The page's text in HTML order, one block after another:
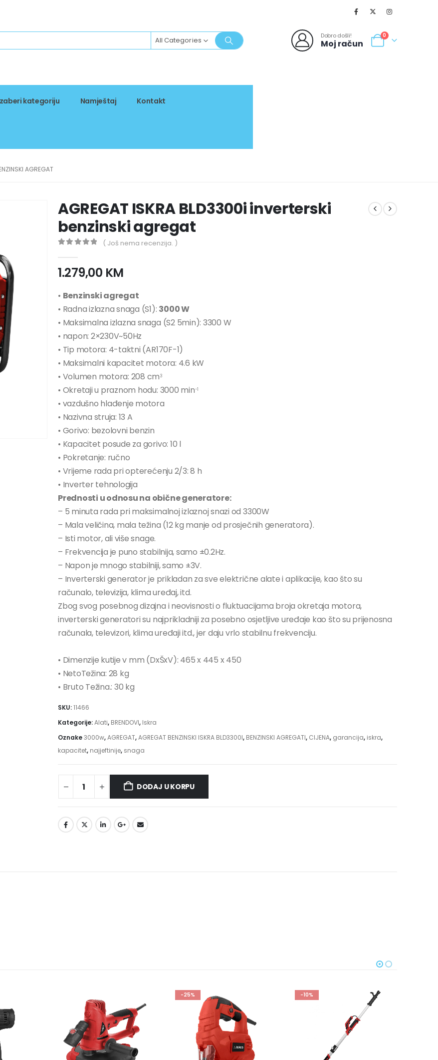
All Categories Dobro došli!
Moj račun
0
kategoriju Namještaj Kontakt
AGREGAT
AGREGAT ISKRA BLD3300i inverterski
benzinski agregat
( Još nema recenzija. )
1.279,00 KM
• Benzinski agregat
• Radna izlazna snaga (S1): 3000 W
• Maksimalna izlazna snaga (S2 5min): 3300 W
• napon: 2×230V~50Hz
• Tip motora: 4-taktni (AR170F-1)
• Maksimalni kapacitet motora: 4.6 kW
• Volumen motora: 208 cm3
• Okretaji u praznom hodu: 3000 min-1
• vazdušno hlađenje motora
• Nazivna struja: 13 A
• Gorivo: bezolovni benzin
• Kapacitet posude za gorivo: 10 l
• Pokretanje: ručno
• Vrijeme rada pri opterećenju 2/3: 8 h
• Inverter tehnologija
Prednosti u odnosu na obične generatore:
– 5 minuta rada pri maksimalnoj izlaznoj snazi od 3300W
– Mala veličina, mala težina (12 kg manje od prosječnih generatora).
– Isti motor, ali više snage.
– Frekvencija je puno stabilnija, samo ±0.2Hz.
– Napon je mnogo stabilniji, samo ±3V.
– Inverterski generator je prikladan za sve električne alate i aplikacije, kao što su
računalo, televizija, klima uređaj, itd.
Zbog svog posebnog dizajna i neovisnosti o fluktuacijama broja okretaja motora,
inverterski generatori su najprikladniji za posebno osjetljive uređaje kao što su prijenosna
računala, televizori, klima uređaji itd., jer daju vrlo stabilnu frekvenciju.
• Dimenzije kutije v mm (DxŠxV): 465 x 445 x 450
• NetoTežina: 28 kg
• Bruto Težina.: 30 kg
SKU:11466
Kategorije:Alati, BRENDOVI, Iskra
Oznake3000w,AGREGAT,AGREGAT BENZINSKI ISKRA BLD3300I, BENZINSKI AGREGATI, CIJENA, garancija, iskra,
kapacitet, najjeftinije, snaga
DODAJ U KORPU
-10% PREPORUČUJEMO